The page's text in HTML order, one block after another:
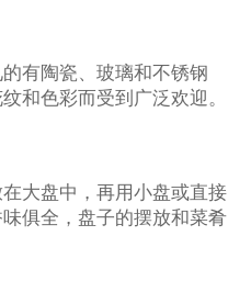
有陶瓷、玻璃和不锈钢
和色彩而受到广泛欢迎。
大盘中，再用小盘或直接
俱全，盘子的摆放和菜肴